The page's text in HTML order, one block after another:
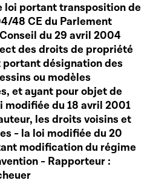
loi portant transposition de
48 CE du Parlement
du 29 avril 2004
des droits de propriété
désignation des
ou modèles
et ayant pour objet de
modifiée du 18 avril 2001
les droits voisins et
- la loi modifiée du 20
modification du régime
- Rapporteur :